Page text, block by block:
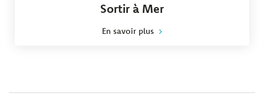
Sortir à Mer
En savoir plus